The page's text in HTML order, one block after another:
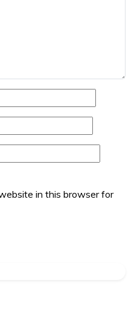
in this browser for